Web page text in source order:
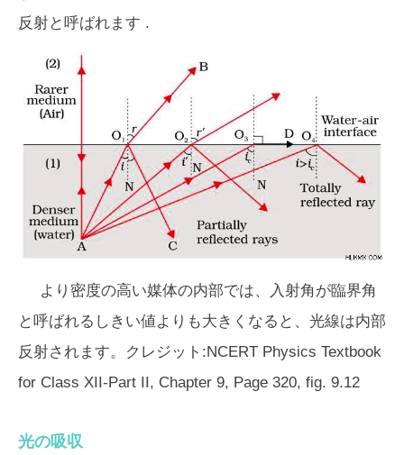
反射と呼ばれます .
より密度の高い媒体の内部では、入射角が臨界角
と呼ばれるしきい値よりも大きくなると、光線は内部
反射されます。クレジット:NCERT Physics Textbook
for Class XII-Part II, Chapter 9, Page 320, fig. 9.12
光の吸収